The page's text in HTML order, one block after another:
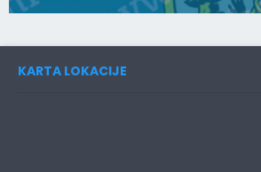
KARTA LOKACIJE